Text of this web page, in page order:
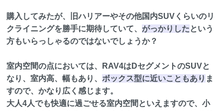
購入してみたが、旧ハリアーやその他国内SUVくらいのリ
クライニングを勝手に期待していて、 がっかりしたという
方もいらっしゃるのではないでしょうか？
室内空間の点においては、RAV4はDセグメントのSUVと
なり、室内高、幅もあり、 ボックス型に近いこともあり ま
すので、かなり広く感じます。
大人4人でも快適に過ごせる室内空間といえますので、小